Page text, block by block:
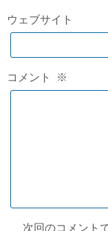
ウェブサイト
コメント ※
次回のコメント